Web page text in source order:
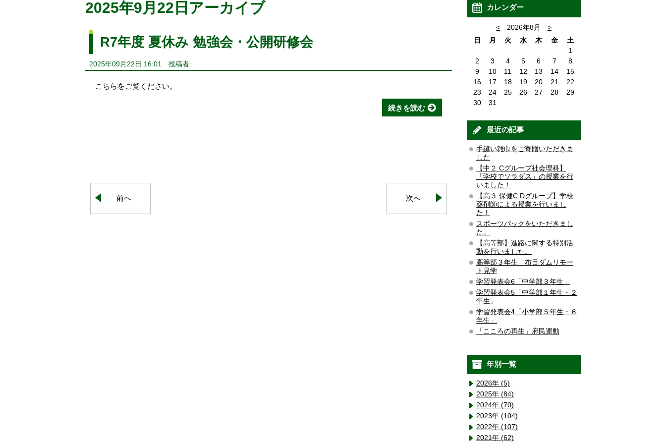
2025年9月22日アーカイブ
R7年度 夏休み 勉強会・公開研修会
2025年09月22日 16:01 投稿者:
こちらをご覧ください。
続きを読む
前へ 次へ
カレンダー
< 2026年8月
>
日
月 火 水 木 金
土
1
2
3 4 5 6 7
8
9
10 11 12 13 14
15
16
17 18 19 20 21
22
23
24 25 26 27 28
29
30
31
最近の記事
手縫い雑巾をご寄贈いただきま
した
【中２ Cグループ社会理科】
「学校でソラダス」の授業を行
いました！
【高３ 保健C,Dグループ】学校
薬剤師による授業を行いまし
た！
スポーツパックをいただきまし
た。
【高等部】進路に関する特別活
動を行いました。
高等部３年生 布目ダムリモー
ト見学
学習発表会6「中学部３年生」
学習発表会5「中学部１年生・２
年生」
学習発表会4「小学部５年生・６
年生」
「こころの再生」府民運動
年別一覧
2026年 (5)
2025年 (84)
2024年 (70)
2023年 (104)
2022年 (107)
2021年 (62)